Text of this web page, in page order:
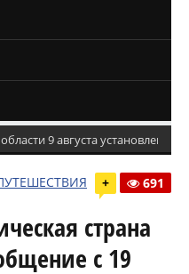
9 августа установлены
+ 691
страна
с 19